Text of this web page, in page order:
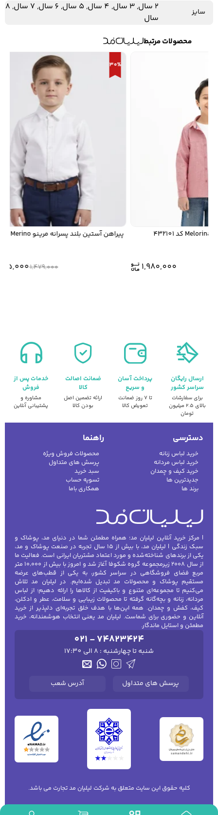
سایز
2 سال, 3 سال, 4 سال, 5 سال, 6 سال, 7 سال, 8
سال
محصولات مرتبط
1,980,000
30%
پيراهن آستين بلند پسرانه مرينو Merino کد 1858
1,479,000
1,035,000
ارسال رایگان
سراسر کشور
برای سفارشات
بالای ۲.۵ میلیون
تومان
پرداخت آسان
و سریع
تا ۷ روز ضمانت
تعویض کالا
ضمانت اصالت
کالا
ارائه تضمین اصل
بودن کالا
خدمات پس از
فروش
مشاوره و
پشتیبانی آنلاین
دسترسی
خرید لباس زنانه
خرید لباس مردانه
خرید کیف و چمدان
جدیدترین ها
برند ها
راهنما
محصولات فروش ویژه
پرسش های متداول
سبد خرید
تسویه حساب
همکاری باما
| مرکز خرید آنلاین لیلیان مد؛ همراه مطمئن شما در دنیای مد، پوشاک و
سبک زندگی | لیلیان مد، با بیش از ۱۵ سال تجربه در صنعت پوشاک و مد،
یکی از برندهای شناخته‌شده و مورد اعتماد مشتریان ایرانی است. فعالیت ما
از سال ۲۰۰۸ زیرمجموعه گروه شکوفا آغاز شد و امروز با بیش از ۱۰٬۰۰۰ متر
مربع فضای فروشگاهی در سراسر کشور، به یکی از قطب‌های عرضه
مستقیم پوشاک و محصولات مد تبدیل شده‌ایم. در لیلیان مد تلاش
می‌کنیم تا مجموعه‌ای متنوع و باکیفیت از کالاها را ارائه دهیم؛ از لباس
مردانه، زنانه و بچه‌گانه گرفته تا محصولات زیبایی و سلامت، عطر و ادکلن،
کیف، کفش و چمدان. همه این‌ها با هدف خلق تجربه‌ای دلپذیر از خرید
آنلاین و حضوری برای شماست. لیلیان مد یعنی انتخاب هوشمندانه، خرید
مطمئن و استایل ماندگار.
021 - 74823424
شنبه تا چهارشنبه : 8 الی 17:30
پرسش های متداول آدرس شعب
کلیه حقوق این سایت متعلق به شرکت لیلیان مد تجارت می باشد.